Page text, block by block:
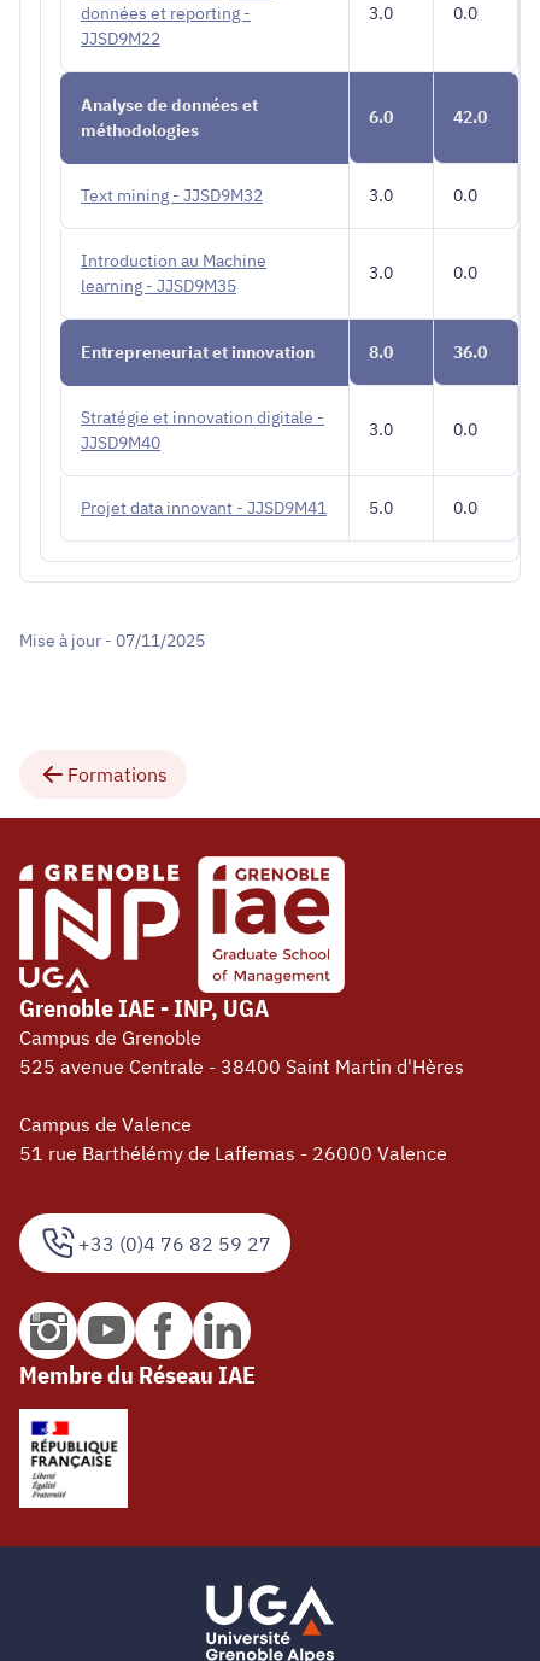
données et reporting -
JJSD9M22
3.0 0.0
Analyse de données et
méthodologies
6.0 42.0
Text mining - JJSD9M32 3.0 0.0
Introduction au Machine
learning - JJSD9M35
3.0 0.0
Entrepreneuriat et innovation 8.0 36.0
Stratégie et innovation digitale -
JJSD9M40
3.0 0.0
Projet data innovant - JJSD9M41 5.0 0.0
Mise à jour - 07/11/2025
Formations
+33 (0)4 76 82 59 27
Grenoble IAE - INP, UGA
Campus de Grenoble
525 avenue Centrale - 38400 Saint Martin d'Hères
Campus de Valence
51 rue Barthélémy de Laffemas - 26000 Valence
Membre du Réseau IAE